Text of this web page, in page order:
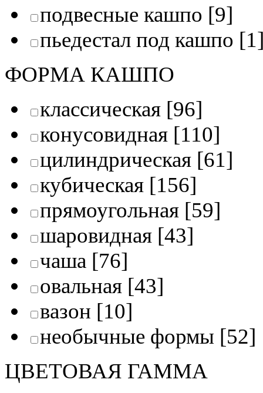
подвесные кашпо [9]
пьедестал под кашпо
ФОРМА КАШПО
классическая [96]
конусовидная [110]
цилиндрическая [61]
кубическая [156]
прямоугольная [59]
шаровидная [43]
чаша [76]
овальная [43]
вазон [10]
необычные формы [52]
ЦВЕТОВАЯ ГАММА